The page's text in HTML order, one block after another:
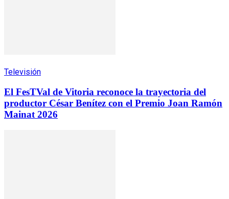
Televisión
El FesTVal de Vitoria reconoce la trayectoria del
productor César Benítez con el Premio Joan Ramón
Mainat 2026